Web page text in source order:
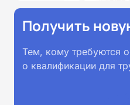
Получить
Тем, кому требуются
о квалификации для